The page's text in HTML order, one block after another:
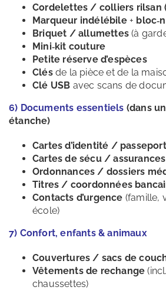
Cordelettes / colliers rilsan
Marqueur indélébile+
Briquet / allumettes(à
Mini‑kit couture
Petite réserve d’espèces
Clésde la pièce et de la
Clé USB avec scans de
6) Documents essentiels (dans
étanche)
Cartes d’identité /
Cartes de sécu / assurances
Ordonnances / dossiers
Titres / coordonnées
Contacts d’urgence (famille,
école)
7) Confort, enfants & animaux
Couvertures / sacs de
Vêtements de rechange
chaussettes)